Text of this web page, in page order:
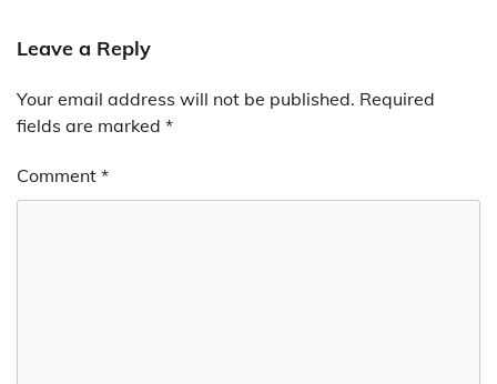
Leave a Reply
Your email address will not be published. Required
fields are marked *
Comment *